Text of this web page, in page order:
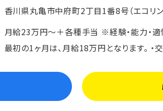
香川県丸亀市中府町2丁目1番8号（エコリン
月給23万円～＋各種手当 ※経験・能力・
最初の1ヶ月は、月給18万円となります。